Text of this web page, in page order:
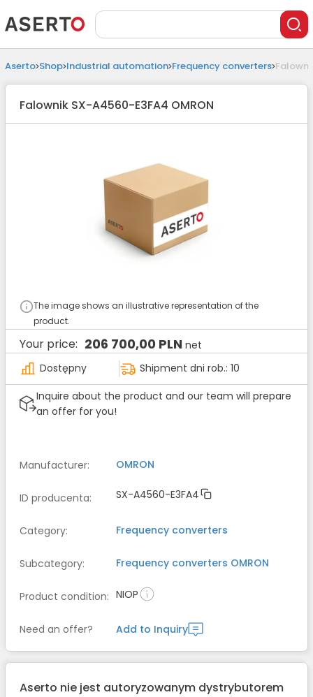
Aserto Shop Industrial automation Frequency converters
Falownik SX-A4560-E3FA4 OMRON
The image shows an illustrative representation of the
product.
Your price: 206 700,00 PLN net
Dostępny
Shipment dni rob.: 10
Inquire about the product and our team will prepare
an offer for you!
Manufacturer: OMRON
ID producenta: SX-A4560-E3FA4
Category: Frequency converters
Subcategory: Frequency converters OMRON
Product condition: NIOP
Need an offer? Add to Inquiry
Aserto nie jest autoryzowanym dystrybutorem